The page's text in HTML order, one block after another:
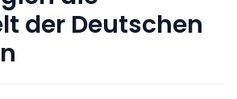
der Deutschen